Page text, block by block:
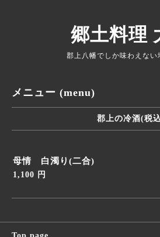
郷土料理
郡上八幡でしか味わえない
メニュー (menu)
郡上の冷酒(税
母情 白濁り(二合)
1,100 円